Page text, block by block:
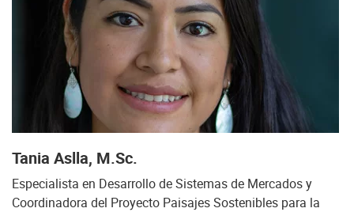
Tania Aslla, M.Sc.
Especialista en Desarrollo de Sistemas de Mercados y
Coordinadora del Proyecto Paisajes Sostenibles para la